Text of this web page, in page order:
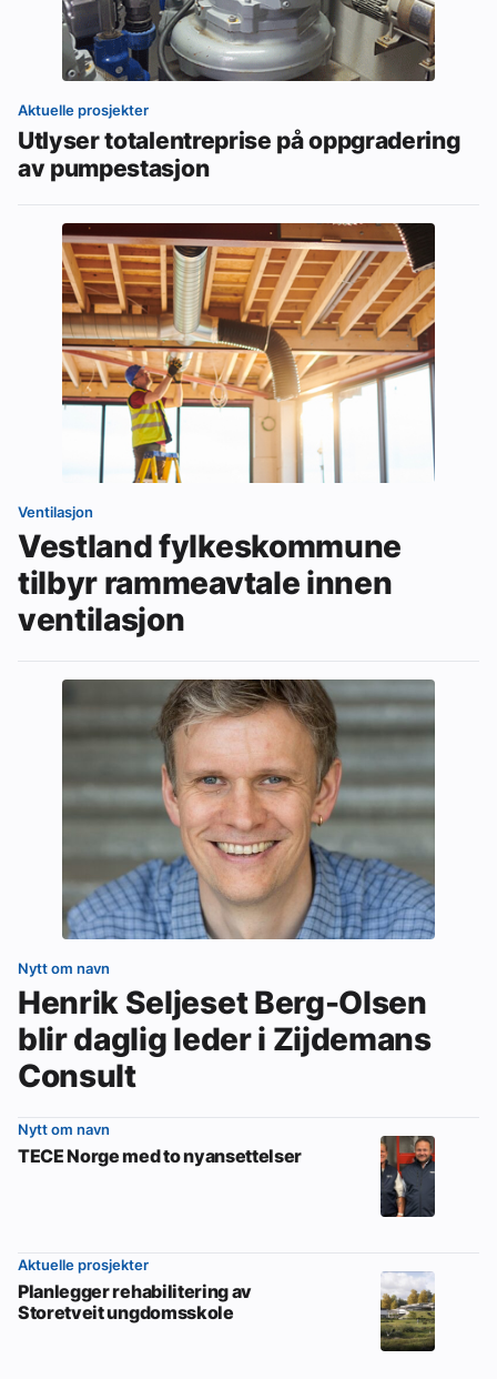
Aktuelle prosjekter
Utlyser totalentreprise på oppgradering
av pumpestasjon
Ventilasjon
Vestland fylkeskommune
tilbyr rammeavtale innen
ventilasjon
Nytt om navn
Henrik Seljeset Berg-Olsen
blir daglig leder i Zijdemans
Consult
Nytt om navn
TECE Norge med to nyansettelser
Aktuelle prosjekter
Planlegger rehabilitering av
Storetveit ungdomsskole